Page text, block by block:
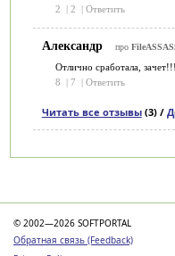
2
| 2 | Ответить
Александр про
Отлично сработала, зачет!!!
8
7 Ответить
Читать все отзывы(3) /
© 2002—2026 SOFTPORTAL
Обратная связь (Feedback)